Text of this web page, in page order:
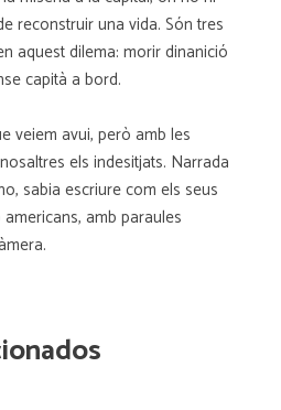
reconstruir una vida. Són tres
aquest dilema: morir dinanició
capità a bord.
veiem avui, però amb les
els indesitjats. Narrada
sabia escriure com els seus
amb paraules